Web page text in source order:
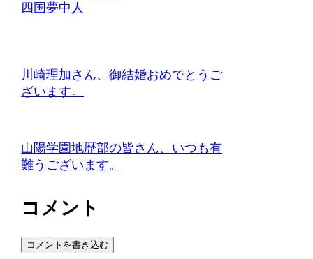
四国夢中人
川崎理加さん、御結婚おめでとうご
ざいます。
山陽学園地歴部の皆さん、いつも有
難うございます。
コメント
コメントを書き込む